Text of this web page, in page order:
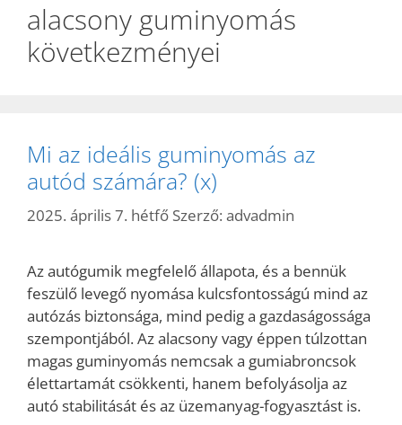
alacsony guminyomás
következményei
Mi az ideális guminyomás az
autód számára? (x)
2025. április 7. hétfő Szerző: advadmin
Az autógumik megfelelő állapota, és a bennük
feszülő levegő nyomása kulcsfontosságú mind az
autózás biztonsága, mind pedig a gazdaságossága
szempontjából. Az alacsony vagy éppen túlzottan
magas guminyomás nemcsak a gumiabroncsok
élettartamát csökkenti, hanem befolyásolja az
autó stabilitását és az üzemanyag-fogyasztást is.